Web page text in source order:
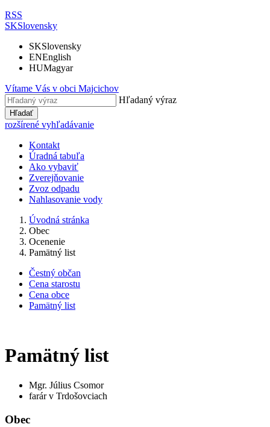
RSS
SKSlovensky
SKSlovensky
ENEnglish
HUMagyar
Vítame Vás v obci Majcichov
Hľadaný výraz
Hľadať
rozšírené vyhľadávanie
Kontakt
Úradná tabuľa
Ako vybaviť
Zverejňovanie
Zvoz odpadu
Nahlasovanie vody
Úvodná stránka
Obec
Ocenenie
Pamätný list
Čestný občan
Cena starostu
Cena obce
Pamätný list
Pamätný list
Mgr. Július Csomor
farár v Trdošovciach
Obec